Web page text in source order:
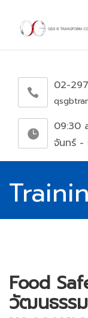
02-
09:30
จันทร์ -
Food
วัฒนธรร